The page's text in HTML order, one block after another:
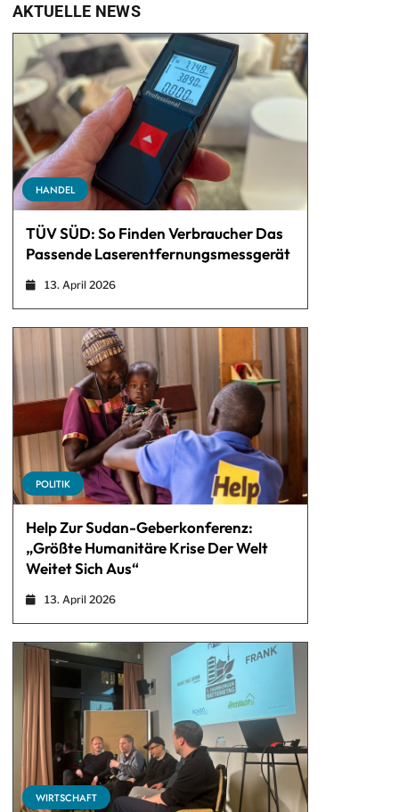
AKTUELLE NEWS
HANDEL
TÜV SÜD: So Finden Verbraucher Das
Passende Laserentfernungsmessgerät
13. April 2026
POLITIK
Help Zur Sudan-Geberkonferenz:
„Größte Humanitäre Krise Der Welt
Weitet Sich Aus“
13. April 2026
WIRTSCHAFT